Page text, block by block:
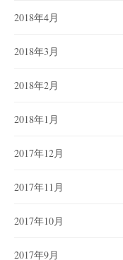
2018年4月
2018年3月
2018年2月
2018年1月
2017年12月
2017年11月
2017年10月
2017年9月